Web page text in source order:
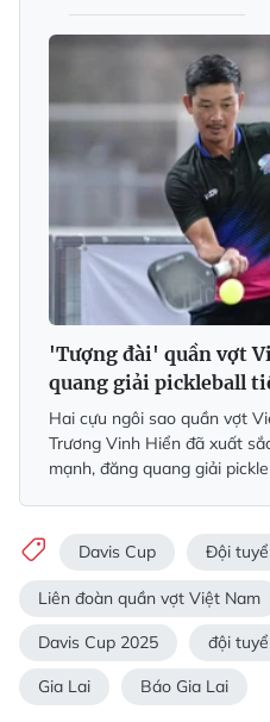
'Tượng đài' quần vợt
quang giải pickleball
Hai cựu ngôi sao quần vợt
Trương Vinh Hiển đã xuất
mạnh, đăng quang giải
Davis Cup Đội
Liên đoàn quần vợt Việt Nam
Davis Cup 2025 đội
Gia Lai Báo Gia Lai